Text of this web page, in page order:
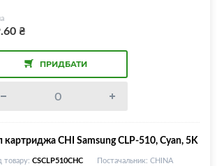
₴
ПРИДБАТИ
картриджа CHI Samsung CLP-510, Cyan, 5K
товару: CSCLP510CHC
Постачальник: CHINA